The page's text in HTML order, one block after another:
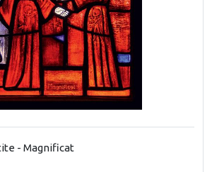
- Magnificat